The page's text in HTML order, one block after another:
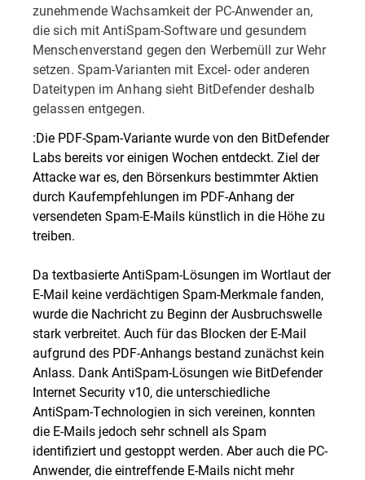
zunehmende Wachsamkeit der PC-Anwender an,
die sich mit AntiSpam-Software und gesundem
Menschenverstand gegen den Werbemüll zur Wehr
setzen. Spam-Varianten mit Excel- oder anderen
Dateitypen im Anhang sieht BitDefender deshalb
gelassen entgegen.
:Die PDF-Spam-Variante wurde von den BitDefender
Labs bereits vor einigen Wochen entdeckt. Ziel der
Attacke war es, den Börsenkurs bestimmter Aktien
durch Kaufempfehlungen im PDF-Anhang der
versendeten Spam-E-Mails künstlich in die Höhe zu
treiben.
Da textbasierte AntiSpam-Lösungen im Wortlaut der
E-Mail keine verdächtigen Spam-Merkmale fanden,
wurde die Nachricht zu Beginn der Ausbruchswelle
stark verbreitet. Auch für das Blocken der E-Mail
aufgrund des PDF-Anhangs bestand zunächst kein
Anlass. Dank AntiSpam-Lösungen wie BitDefender
Internet Security v10, die unterschiedliche
AntiSpam-Technologien in sich vereinen, konnten
die E-Mails jedoch sehr schnell als Spam
identifiziert und gestoppt werden. Aber auch die PC-
Anwender, die eintreffende E-Mails nicht mehr